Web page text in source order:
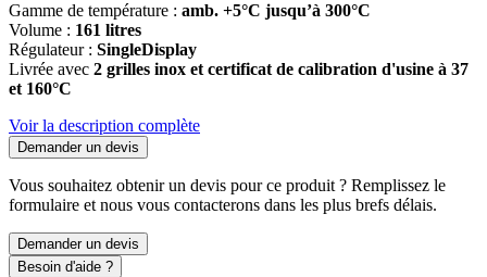
Gamme de température : amb. +5°C jusqu’à 300°C
Volume : 161 litres
Régulateur : SingleDisplay
Livrée avec 2 grilles inox et certificat de calibration d'usine à 37
et 160°C
Voir la description complète
Demander un devis
Vous souhaitez obtenir un devis pour ce produit ? Remplissez le
formulaire et nous vous contacterons dans les plus brefs délais.
Demander un devis
Besoin d'aide ?